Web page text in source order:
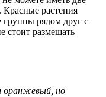
растения
рядом друг с
стоит размещать
оранжевый, но